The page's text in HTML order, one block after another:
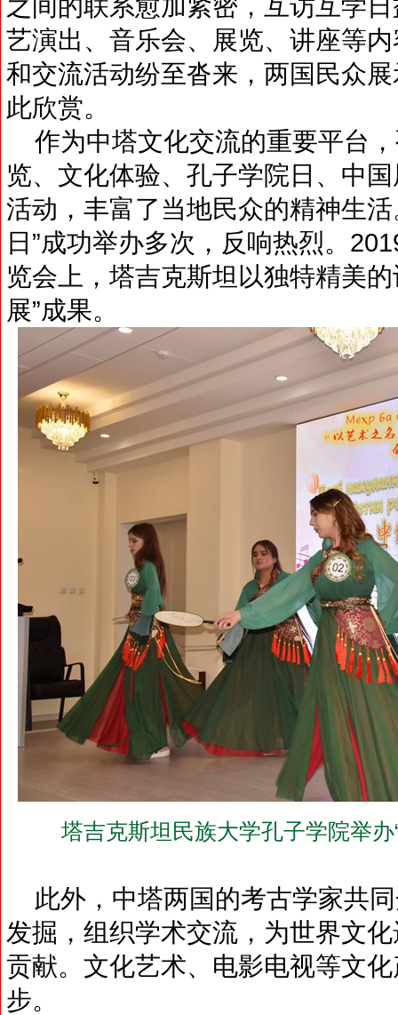
艺演出、音乐会、展览、讲座等
和交流活动纷至沓来，两国民众
此欣赏。
作为中塔文化交流的重要平台
览、文化体验、孔子学院日、中
活动，丰富了当地民众的精神生
日”成功举办多次，反响热烈。
览会上，塔吉克斯坦以独特精美
展”成果。
塔吉克斯坦民族大学孔子学院举
此外，中塔两国的考古学家共
发掘，组织学术交流，为世界文
贡献。文化艺术、电影电视等文
步。